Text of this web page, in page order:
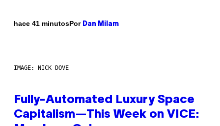
hace 41 minutosPor Dan Milam
IMAGE: NICK DOVE
Fully-Automated Luxury Space
Capitalism—This Week on VICE: